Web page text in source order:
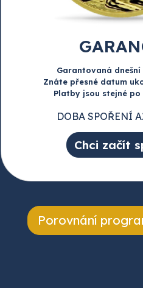
Garantovaná
Znáte přesné datum
Platby jsou stejné po
DOBA SPOŘENÍ
Chci začít
Porovnání